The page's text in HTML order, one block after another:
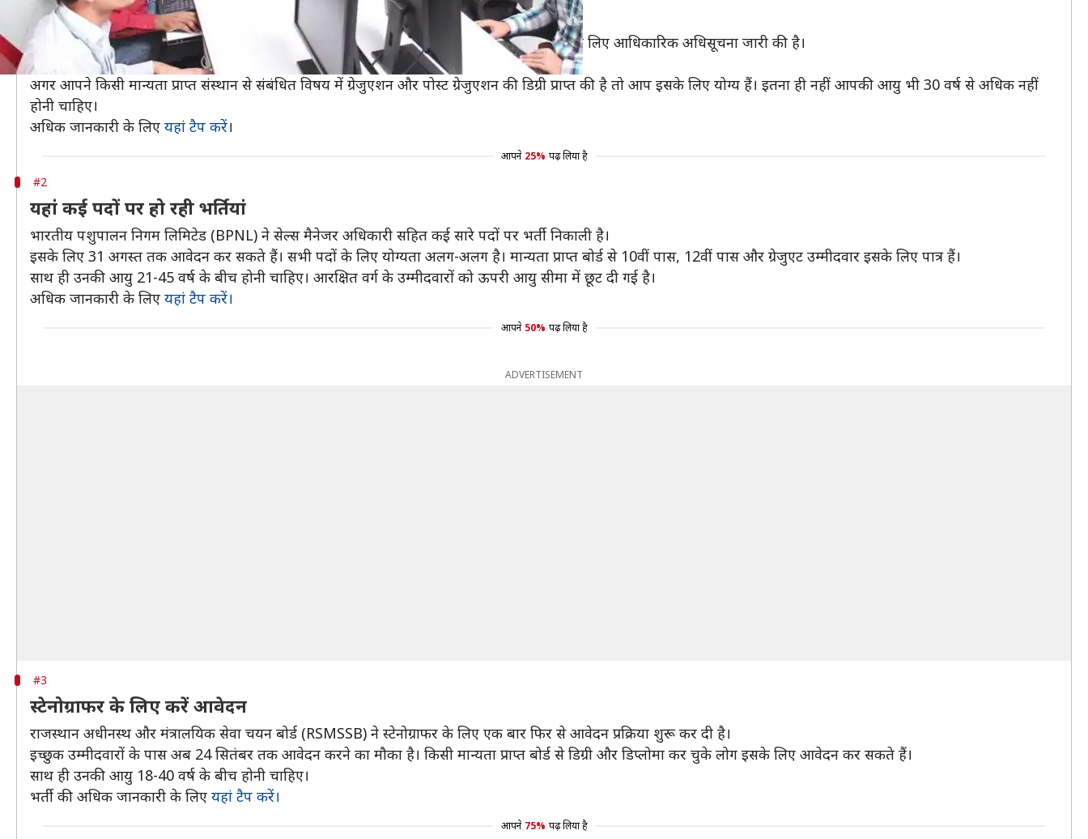
ट्रेनी इंजीनियर के कई पदों पर करें आवेदन
नेशनल हाइड्रोइलेक्ट्रिक पावर कॉर्पोरेशन (NHPC) ने ट्रेनी इंजीनियर और ट्रेनी ऑफिसर के पदों पर भर्ती के लिए आधिकारिक अधिसूचना जारी की है।
इसके लिए आवेदन प्रक्रिया 28 सितंबर तक चलेगी।
अगर आपने किसी मान्यता प्राप्त संस्थान से संबंधित विषय में ग्रेजुएशन और पोस्ट ग्रेजुएशन की डिग्री प्राप्त की है तो आप इसके लिए योग्य हैं। इतना ही नहीं आपकी आयु भी 30 वर्ष से अधिक नहीं
होनी चाहिए।
अधिक जानकारी के लिए यहां टैप करें।
आपने 25% पढ़ लिया है
#2
यहां कई पदों पर हो रही भर्तियां
भारतीय पशुपालन निगम लिमिटेड (BPNL) ने सेल्स मैनेजर अधिकारी सहित कई सारे पदों पर भर्ती निकाली है।
इसके लिए 31 अगस्त तक आवेदन कर सकते हैं। सभी पदों के लिए योग्यता अलग-अलग है। मान्यता प्राप्त बोर्ड से 10वीं पास, 12वीं पास और ग्रेजुएट उम्मीदवार इसके लिए पात्र हैं।
साथ ही उनकी आयु 21-45 वर्ष के बीच होनी चाहिए। आरक्षित वर्ग के उम्मीदवारों को ऊपरी आयु सीमा में छूट दी गई है।
अधिक जानकारी के लिए यहां टैप करें।
आपने 50% पढ़ लिया है
ADVERTISEMENT
#3
स्टेनोग्राफर के लिए करें आवेदन
राजस्थान अधीनस्थ और मंत्रालयिक सेवा चयन बोर्ड (RSMSSB) ने स्टेनोग्राफर के लिए एक बार फिर से आवेदन प्रक्रिया शुरू कर दी है।
इच्छुक उम्मीदवारों के पास अब 24 सितंबर तक आवेदन करने का मौका है। किसी मान्यता प्राप्त बोर्ड से डिग्री और डिप्लोमा कर चुके लोग इसके लिए आवेदन कर सकते हैं।
साथ ही उनकी आयु 18-40 वर्ष के बीच होनी चाहिए।
भर्ती की अधिक जानकारी के लिए यहां टैप करें।
आपने 75% पढ़ लिया है